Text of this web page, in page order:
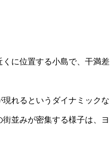
に位置する小島で、干満差
れるというダイナミックな
並みが密集する様子は、ヨ